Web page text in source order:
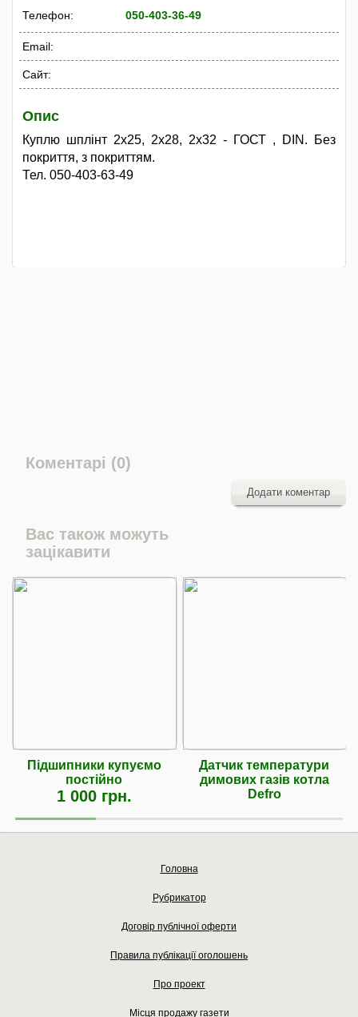
Телефон: 050-403-36-49
Email:
Сайт:
Опис
Куплю шплінт 2х25, 2х28, 2х32 - ГОСТ , DIN. Без
покриття, з покриттям.
Тел. 050-403-63-49
Коментарі (0)
Додати коментар
Вас також можуть
зацікавити
Підшипники купуємо
постійно
1 000 грн.
Датчик температури
димових газів котла
Defro
Головна
Рубрикатор
Договір публічної оферти
Правила публікації оголошень
Про проект
Місця продажу газети